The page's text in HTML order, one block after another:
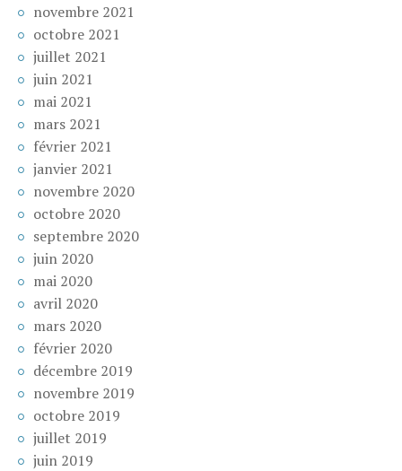
novembre 2021
octobre 2021
juillet 2021
juin 2021
mai 2021
mars 2021
février 2021
janvier 2021
novembre 2020
octobre 2020
septembre 2020
juin 2020
mai 2020
avril 2020
mars 2020
février 2020
décembre 2019
novembre 2019
octobre 2019
juillet 2019
juin 2019